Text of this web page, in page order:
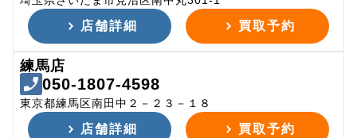
店舗詳細 買取予約
練馬店
050-1807-4598
東京都練馬区南田中２－２３－１８
店舗詳細 買取予約